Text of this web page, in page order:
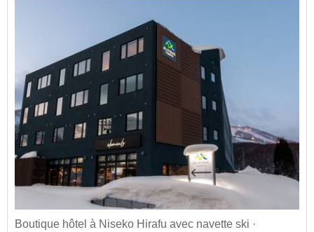
Boutique hôtel à Niseko Hirafu avec navette ski ·